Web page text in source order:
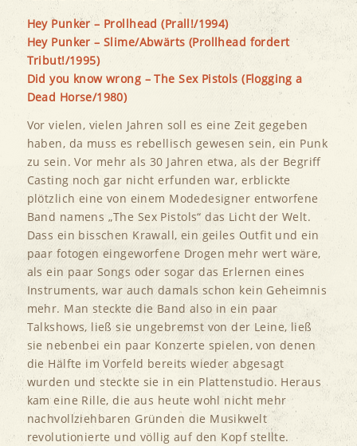
Hey Punker – Prollhead (Prall!/1994)
Hey Punker – Slime/Abwärts (Prollhead fordert
Tribut!/1995)
Did you know wrong – The Sex Pistols (Flogging a
Dead Horse/1980)
Vor vielen, vielen Jahren soll es eine Zeit gegeben
haben, da muss es rebellisch gewesen sein, ein Punk
zu sein. Vor mehr als 30 Jahren etwa, als der Begriff
Casting noch gar nicht erfunden war, erblickte
plötzlich eine von einem Modedesigner entworfene
Band namens „The Sex Pistols“ das Licht der Welt.
Dass ein bisschen Krawall, ein geiles Outfit und ein
paar fotogen eingeworfene Drogen mehr wert wäre,
als ein paar Songs oder sogar das Erlernen eines
Instruments, war auch damals schon kein Geheimnis
mehr. Man steckte die Band also in ein paar
Talkshows, ließ sie ungebremst von der Leine, ließ
sie nebenbei ein paar Konzerte spielen, von denen
die Hälfte im Vorfeld bereits wieder abgesagt
wurden und steckte sie in ein Plattenstudio. Heraus
kam eine Rille, die aus heute wohl nicht mehr
nachvollziehbaren Gründen die Musikwelt
revolutionierte und völlig auf den Kopf stellte.